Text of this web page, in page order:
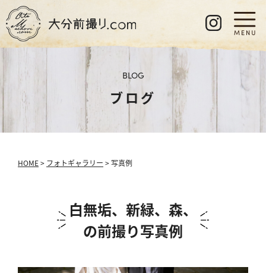
BLOG
ブログ
HOME> フォトギャラリー > 写真例
白無垢、新緑、森、
の前撮り写真例